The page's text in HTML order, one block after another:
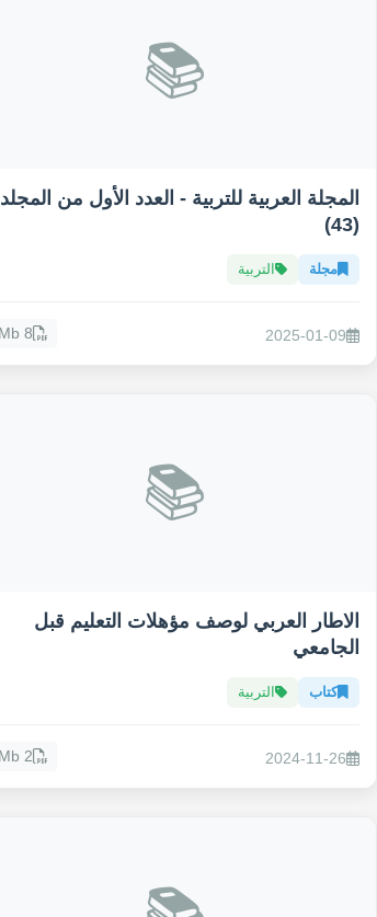
📚
المجلة العربية للتربية - العدد الأول من المجلد
(43)
مجلة التربية
2025-01-09
8 Mb
📚
الاطار العربي لوصف مؤهلات التعليم قبل
الجامعي
كتاب التربية
2024-11-26
2 Mb